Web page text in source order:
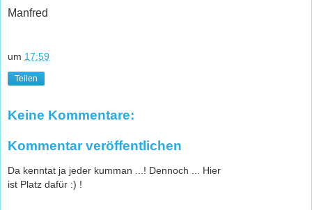
Manfred
um 17:59
Teilen
Keine Kommentare:
Kommentar veröffentlichen
Da kenntat ja jeder kumman ...! Dennoch ... Hier
ist Platz dafür :) !